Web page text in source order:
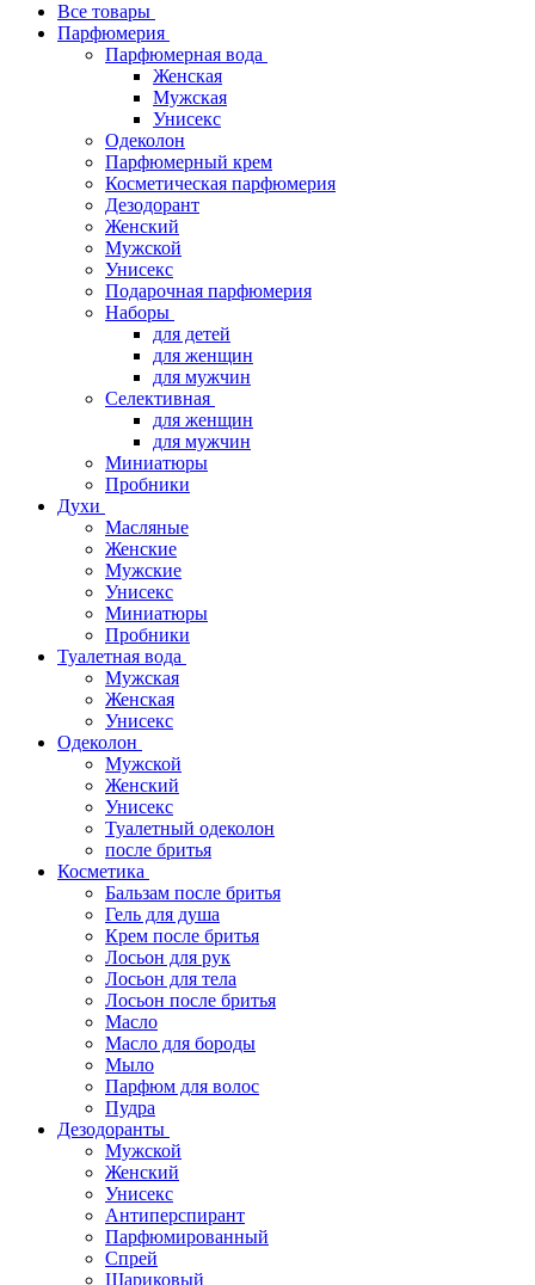
Все товары
Парфюмерия
Парфюмерная вода
Женская
Мужская
Унисекс
Одеколон
Парфюмерный крем
Косметическая парфюмерия
Дезодорант
Женский
Мужской
Унисекс
Подарочная парфюмерия
Наборы
для детей
для женщин
для мужчин
Селективная
для женщин
для мужчин
Миниатюры
Пробники
Духи
Масляные
Женские
Мужские
Унисекс
Миниатюры
Пробники
Туалетная вода
Мужская
Женская
Унисекс
Одеколон
Мужской
Женский
Унисекс
Туалетный одеколон
после бритья
Косметика
Бальзам после бритья
Гель для душа
Крем после бритья
Лосьон для рук
Лосьон для тела
Лосьон после бритья
Масло
Масло для бороды
Мыло
Парфюм для волос
Пудра
Дезодоранты
Мужской
Женский
Унисекс
Антиперспирант
Парфюмированный
Спрей
Шариковый